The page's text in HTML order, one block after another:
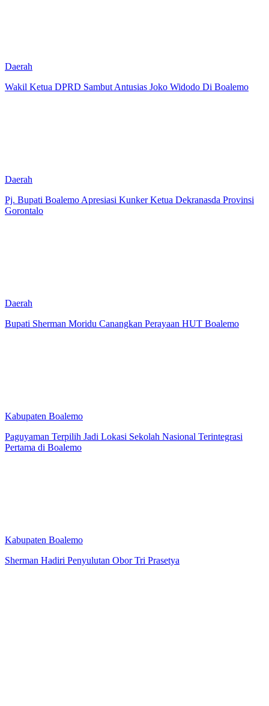
Daerah
Wakil Ketua DPRD Sambut Antusias Joko Widodo Di Boalemo
Daerah
Pj. Bupati Boalemo Apresiasi Kunker Ketua Dekranasda Provinsi
Gorontalo
Daerah
Bupati Sherman Moridu Canangkan Perayaan HUT Boalemo
Kabupaten Boalemo
Paguyaman Terpilih Jadi Lokasi Sekolah Nasional Terintegrasi
Pertama di Boalemo
Kabupaten Boalemo
Sherman Hadiri Penyulutan Obor Tri Prasetya